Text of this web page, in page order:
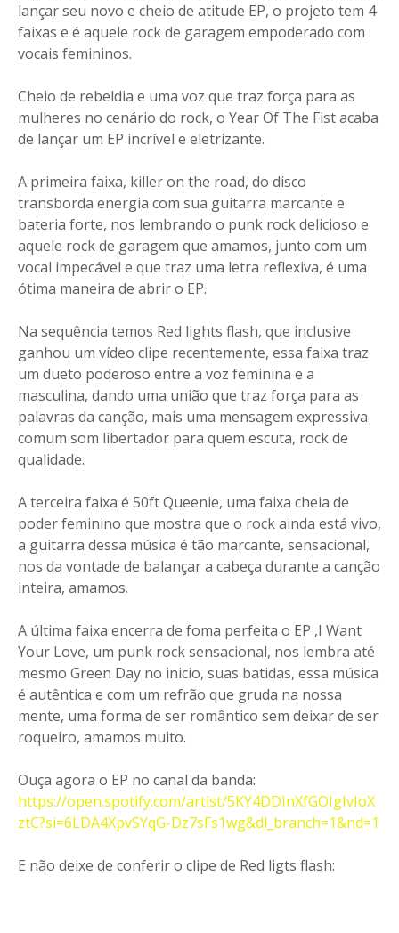
lançar seu novo e cheio de atitude EP, o projeto tem 4
faixas e é aquele rock de garagem empoderado com
vocais femininos.
Cheio de rebeldia e uma voz que traz força para as
mulheres no cenário do rock, o Year Of The Fist acaba
de lançar um EP incrível e eletrizante.
A primeira faixa, killer on the road, do disco
transborda energia com sua guitarra marcante e
bateria forte, nos lembrando o punk rock delicioso e
aquele rock de garagem que amamos, junto com um
vocal impecável e que traz uma letra reflexiva, é uma
ótima maneira de abrir o EP.
Na sequência temos Red lights flash, que inclusive
ganhou um vídeo clipe recentemente, essa faixa traz
um dueto poderoso entre a voz feminina e a
masculina, dando uma união que traz força para as
palavras da canção, mais uma mensagem expressiva
comum som libertador para quem escuta, rock de
qualidade.
A terceira faixa é 50ft Queenie, uma faixa cheia de
poder feminino que mostra que o rock ainda está vivo,
a guitarra dessa música é tão marcante, sensacional,
nos da vontade de balançar a cabeça durante a canção
inteira, amamos.
A última faixa encerra de foma perfeita o EP ,I Want
Your Love, um punk rock sensacional, nos lembra até
mesmo Green Day no inicio, suas batidas, essa música
é autêntica e com um refrão que gruda na nossa
mente, uma forma de ser romântico sem deixar de ser
roqueiro, amamos muito.
Ouça agora o EP no canal da banda:
https://open.spotify.com/artist/5KY4DDInXfGOIgIvIoX
ztC?si=6LDA4XpvSYqG-Dz7sFs1wg&dl_branch=1&nd=1
E não deixe de conferir o clipe de Red ligts flash: